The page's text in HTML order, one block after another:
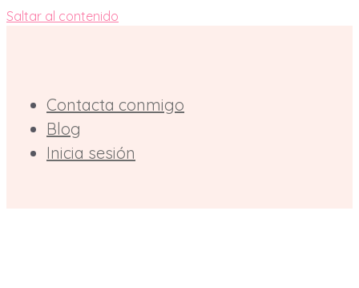
Saltar al contenido
Contacta conmigo
Blog
Inicia sesión